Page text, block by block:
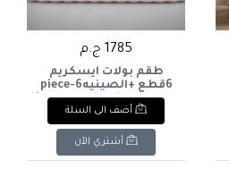
1785 ج.م
طقم بولات ايسكريم
6قطع +الصينيه6-piece
ice cream bowl set + tray
أضف الى السلة
أشتري الآن